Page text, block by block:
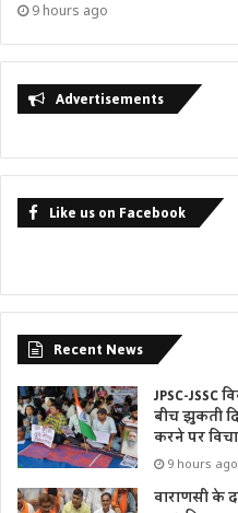
9 hours ago
Advertisements
Like us on Facebook
Recent News
JPSC-JSSC
बीच झुकती
करने पर
9 hours ago
वाराणसी के